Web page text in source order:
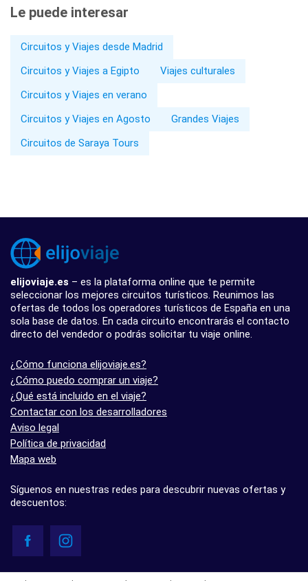
Le puede interesar
Circuitos y Viajes desde Madrid
Circuitos y Viajes a Egipto
Viajes culturales
Circuitos y Viajes en verano
Circuitos y Viajes en Agosto
Grandes Viajes
Circuitos de Saraya Tours
elijoviaje.es – es la plataforma online que te permite
seleccionar los mejores circuitos turísticos. Reunimos las
ofertas de todos los operadores turísticos de España en una
sola base de datos. En cada circuito encontrarás el contacto
directo del vendedor o podrás solicitar tu viaje online.
¿Cómo funciona elijoviaje.es?
¿Cómo puedo comprar un viaje?
¿Qué está incluido en el viaje?
Contactar con los desarrolladores
Aviso legal
Política de privacidad
Mapa web
Síguenos en nuestras redes para descubrir nuevas ofertas y
descuentos: